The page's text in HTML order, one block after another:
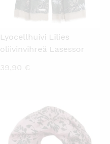
Lyocellhuivi Lilies
oliivinvihreä Lasessor
39,90 €
KATSO PIKANÄKYMÄ